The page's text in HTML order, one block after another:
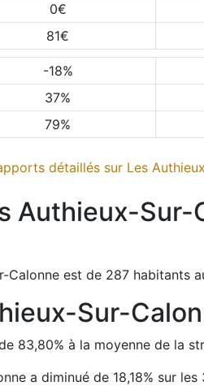
0€
81€
-18%
37%
79%
détaillés sur Les
Authieux-Sur-
Calonne est de 287 habitants
Sur-
83,80% à la moyenne de la
a diminué de 18,18% sur les